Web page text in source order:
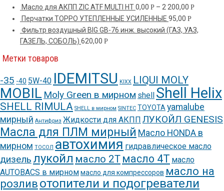
Масло для АКПП ZIC ATF MULTI HT0,00 Р – 2 200,00 Р
Перчатки ТОРРО УТЕПЛЕННЫЕ УСИЛЕННЫЕ 95,00 Р
Фильтр воздушный BIG GB-76 инж. высокий (ГАЗ, УАЗ,
ГАЗЕЛЬ, СОБОЛЬ) 620,00 Р
Метки товаров
-35 -40 5W-40 IDEMITSU KIXX LIQUI MOLY
MOBIL Moly Green в мирном shell Shell Helix
SHELL RIMULA SHELL в мирном SINTEC TOYOTA yamalube
мирный Антифриз Жидкости для АКПП ЛУКОЙЛ GENESIS
Масла для ПЛМ мирный Масло HONDA в
мирном ТОСОЛ автохимия гидравлическое масло
дизель лукойл масло 2Т масло 4Т масло
AUTOBACS в мирноммасло для компрессоров масло на
розливотопители и подогреватели